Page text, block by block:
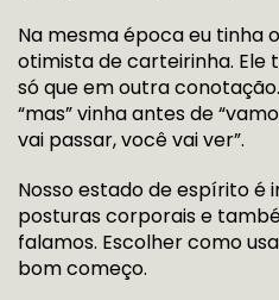
Na mesma época eu tinha
otimista de carteirinha. Ele
só que em outra
“mas” vinha antes de
vai passar, você vai ver”.
Nosso estado de espírito é
posturas corporais e
falamos. Escolher como
bom começo.